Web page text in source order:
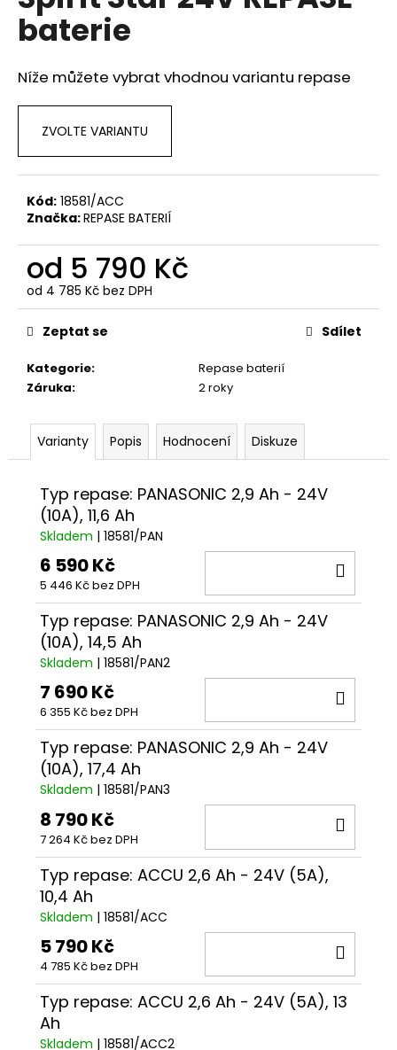
0,0
hvězdiček.
baterie
Níže můžete vybrat vhodnou variantu repase
ZVOLTE VARIANTU
Kód: 18581/ACC
Značka:REPASE BATERIÍ
od 5 790 Kč
od 4 785 Kč bez DPH
Měrná
cena:
Kategorie:
Repase baterií
Záruka: 2 roky
Zeptat se Sdílet
Varianty Popis Hodnocení Diskuze
Typ repase: PANASONIC 2,9 Ah - 24V
(10A), 11,6 Ah
Skladem | 18581/PAN
6 590 Kč
5 446 Kč bez DPH
Typ repase: PANASONIC 2,9 Ah - 24V
(10A), 14,5 Ah
Skladem | 18581/PAN2
7 690 Kč
6 355 Kč bez DPH
Typ repase: PANASONIC 2,9 Ah - 24V
(10A), 17,4 Ah
Skladem | 18581/PAN3
8 790 Kč
7 264 Kč bez DPH
Typ repase: ACCU 2,6 Ah - 24V (5A),
10,4 Ah
Skladem | 18581/ACC
5 790 Kč
4 785 Kč bez DPH
Typ repase: ACCU 2,6 Ah - 24V (5A), 13
Ah
Skladem | 18581/ACC2
a
j
í
t
?
D
o
p
o
u
č
e
ROCK
MACHINE
CATHERINE
CRB
GLOSS
DARK
BLUE/PINK/SILVER